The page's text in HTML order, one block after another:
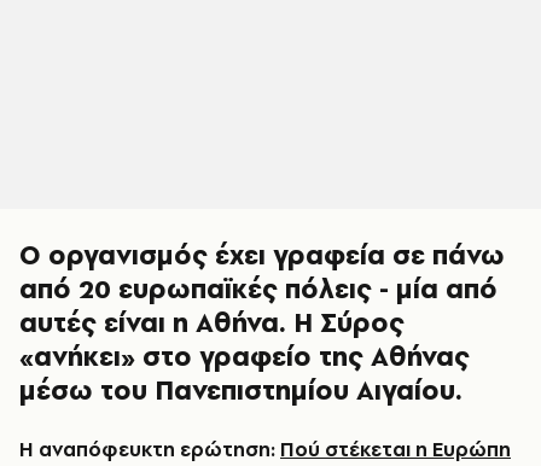
Ο οργανισμός έχει γραφεία σε πάνω
από 20 ευρωπαϊκές πόλεις - μία από
αυτές είναι η Αθήνα. Η Σύρος
«ανήκει» στο γραφείο της Αθήνας
μέσω του Πανεπιστημίου Αιγαίου.
Η αναπόφευκτη ερώτηση: Πού στέκεται η Ευρώπη